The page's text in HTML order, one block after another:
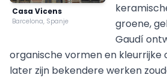
Casa Vicens
Barcelona, Spanje
groene,
Gaudí
organische vormen en kleurrijke
later zijn bekendere werken